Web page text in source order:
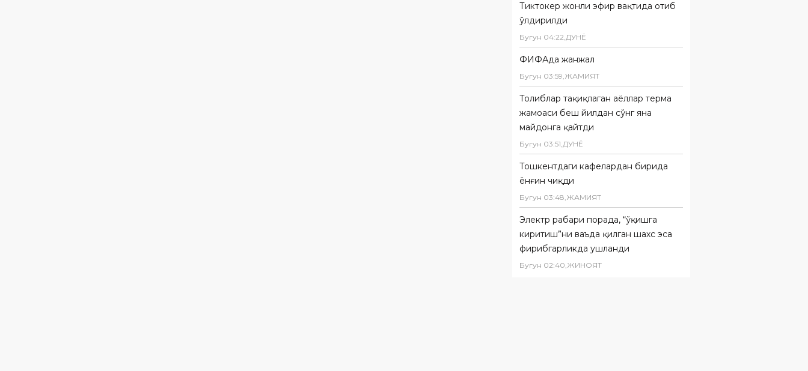
Тиктокер жонли эфир вақтида отиб
ўлдирилди
Бугун 04:22,ДУНË
ФИФАда жанжал
Бугун 03:59,ЖАМИЯТ
Толиблар тақиқлаган аёллар терма
жамоаси беш йилдан сўнг яна
майдонга қайтди
Бугун 03:51,ДУНË
Тошкентдаги кафелардан бирида
ёнғин чиқди
Бугун 03:48,ЖАМИЯТ
Электр раҳбари порада, “ўқишга
киритиш”ни ваъда қилган шахс эса
фирибгарликда ушланди
Бугун 02:40,ЖИНОЯТ